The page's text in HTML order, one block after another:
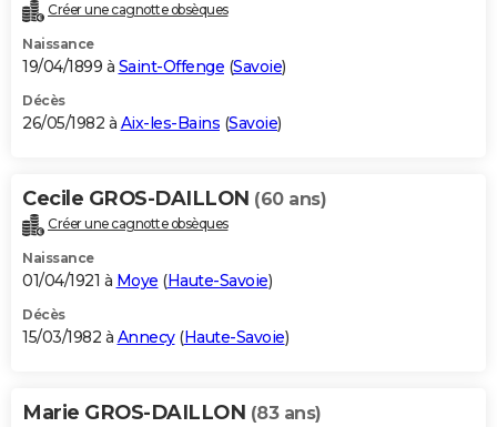
Créer une cagnotte obsèques
Naissance
19/04/1899 à Saint-Offenge (Savoie)
Décès
26/05/1982 à Aix-les-Bains (Savoie)
Cecile GROS-DAILLON (60 ans)
Créer une cagnotte obsèques
Naissance
01/04/1921 à Moye (Haute-Savoie)
Décès
15/03/1982 à Annecy(Haute-Savoie)
Marie GROS-DAILLON (83 ans)